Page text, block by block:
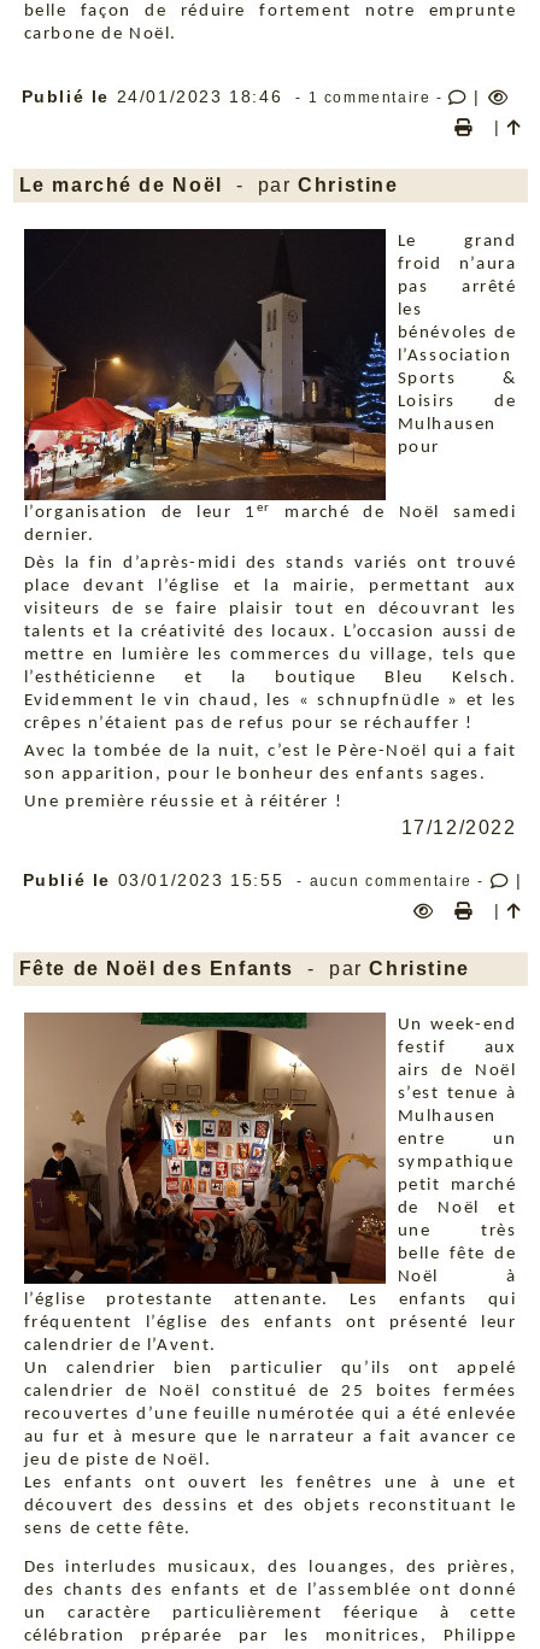
belle façon de réduire fortement notre emprunte
carbone de Noël.
Publié le 24/01/2023 18:46- 1 commentaire -
|
|
Le marché de Noël - parChristine
Le grand
froid n’aura
pas arrêté
les
bénévoles de
l’Association
Sports &
Loisirs de
Mulhausen
pour
l’organisation de leur 1 er
marché de Noël samedi
dernier.
Dès la fin d’après-midi des stands variés ont trouvé
place devant l’église et la mairie, permettant aux
visiteurs de se faire plaisir tout en découvrant les
talents et la créativité des locaux. L’occasion aussi de
mettre en lumière les commerces du village, tels que
l’esthéticienne et la boutique Bleu Kelsch.
Evidemment le vin chaud, les « schnupfnüdle » et les
crêpes n’étaient pas de refus pour se réchauffer !
Avec la tombée de la nuit, c’est le Père-Noël qui a fait
son apparition, pour le bonheur des enfants sages.
Une première réussie et à réitérer !
17/12/2022
Publié le 03/01/2023 15:55- aucun commentaire -
|
|
Fête de Noël des Enfants - parChristine
Un week-end
festif aux
airs de Noël
s’est tenue à
Mulhausen
entre un
sympathique
petit marché
de Noël et
une très
belle fête de
Noël à
l’église protestante attenante. Les enfants qui
fréquentent l’église des enfants ont présenté leur
calendrier de l’Avent.
Un calendrier bien particulier qu’ils ont appelé
calendrier de Noël constitué de 25 boites fermées
recouvertes d’une feuille numérotée qui a été enlevée
au fur et à mesure que le narrateur a fait avancer ce
jeu de piste de Noël.
Les enfants ont ouvert les fenêtres une à une et
découvert des dessins et des objets reconstituant le
sens de cette fête.
Des interludes musicaux, des louanges, des prières,
des chants des enfants et de l’assemblée ont donné
un caractère particulièrement féerique à cette
célébration préparée par les monitrices, Philippe